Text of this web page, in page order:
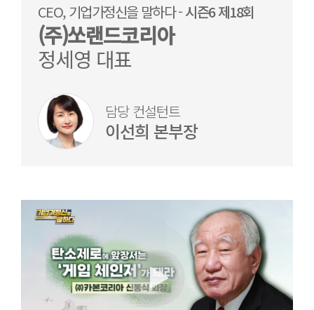
CEO, 기업가정신을 말하다 -시즌6 제18회
(주)쏘랜드코리아
정세영 대표
담당 컨설턴트
이선희 본부장